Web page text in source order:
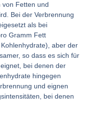
von Fetten und
Bei der Verbrennung
als bei
Gramm Fett
aber der
so dass es sich für
bei denen der
hingegen
und eignen
bei denen